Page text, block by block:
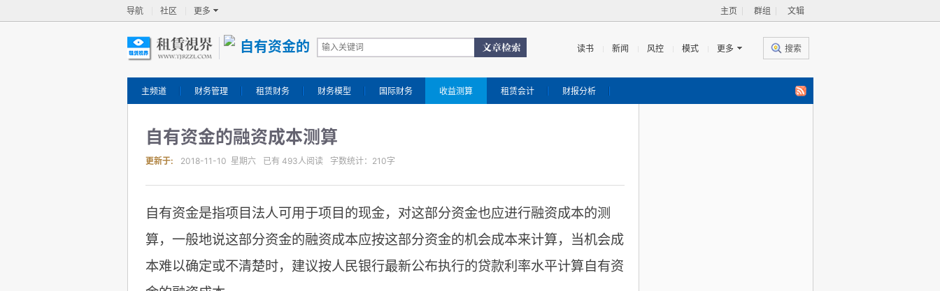
主页 群组 文辑
导航 社区 更多
搜索
读书 新闻 风控 模式 更多
主频道 财务管理 租赁财务 财务模型 国际财务 收益测算 租赁会计 财报分析
自有资金的融资成本测算
更新于: 2018-11-10 星期六 已有 493人阅读 字数统计：210字
自有资金是指项目法人可用于项目的现金，对这部分资金也应进行融资成本的测
算，一般地说这部分资金的融资成本应按这部分资金的机会成本来计算，当机会成
本难以确定或不清楚时，建议按人民银行最新公布执行的贷款利率水平计算自有资